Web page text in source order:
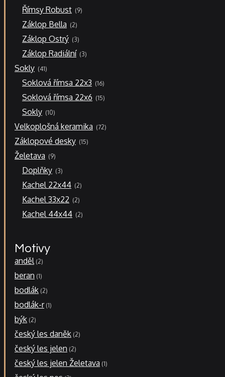
Římsy Robust 99
produktů
Záklop Bella 22
produkty
Záklop Ostrý 33
produkty
Záklop Radiální 33
produkty
Sokly 4141
produktů
Soklová římsa 22x3 1616
produktů
Soklová římsa 22x6 1515
produktů
Sokly 1010
produktů
Velkoplošná keramika 7272
produktů
Záklopové desky 1515
produktů
Želetava 99
produktů
Doplňky 33
produkty
Kachel 22x44 22
produkty
Kachel 33x22 22
produkty
Kachel 44x44 22
produkty
Motivy
anděl 2
beran 1
bodlák 2
bodlák-r 1
býk 2
český les daněk 2
český les jelen 2
český les jelen Želetava 1